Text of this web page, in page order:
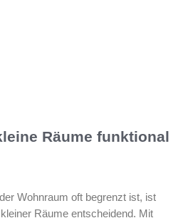
Räume funktional
Wohnraum oft begrenzt ist, ist
Räume entscheidend. Mit